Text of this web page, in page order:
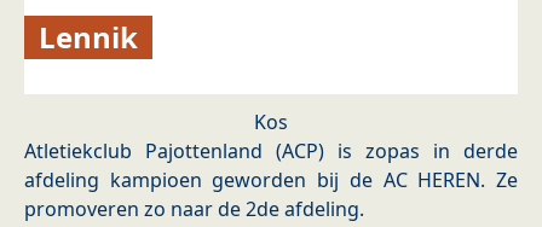
Lennik
Kos
Atletiekclub Pajottenland (ACP) is zopas in derde
afdeling kampioen geworden bij de AC HEREN. Ze
promoveren zo naar de 2de afdeling.